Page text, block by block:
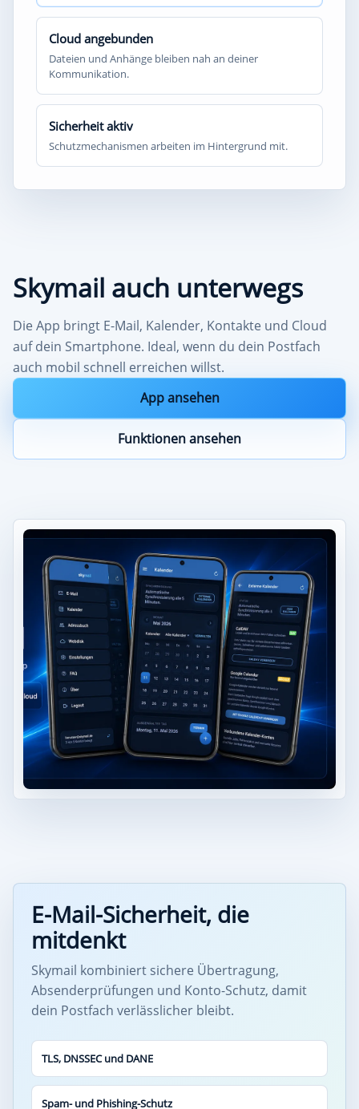
Cloud angebunden
Dateien und Anhänge bleiben nah an deiner
Kommunikation.
Sicherheit aktiv
Schutzmechanismen arbeiten im Hintergrund mit.
Skymail auch unterwegs
Die App bringt E-Mail, Kalender, Kontakte und Cloud
auf dein Smartphone. Ideal, wenn du dein Postfach
auch mobil schnell erreichen willst.
App ansehen
Funktionen ansehen
E-Mail-Sicherheit, die
mitdenkt
Skymail kombiniert sichere Übertragung,
Absenderprüfungen und Konto-Schutz, damit
dein Postfach verlässlicher bleibt.
TLS, DNSSEC und DANE
Spam- und Phishing-Schutz